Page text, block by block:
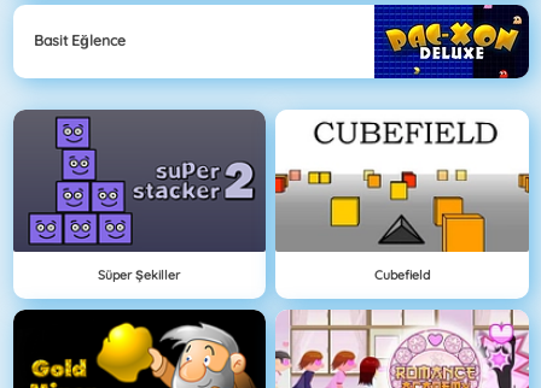
Basit Eğlence
Süper Şekiller Cubefield